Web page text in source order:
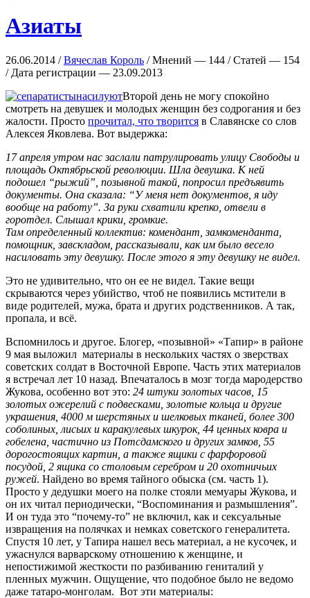
Азиаты
26.06.2014 /Вячеслав Король / Мнений — 144 / Статей — 154
/ Дата регистрации — 23.09.2013
Второй день не могу спокойно
смотреть на девушек и молодых женщин без содрогания и без
жалости. Просто прочитал, что творится в Славянске со слов
Алексея Яковлева. Вот выдержка:
17 апреля утром нас заслали патрулировать улицу Свободы и
площадь Октябрьской революции. Шла девушка. К ней
подошел “рыжий”, позывной такой, попросил предъявить
документы. Она сказала: “У меня нет документов, я иду
вообще на работу”. За руки схватили крепко, отвели в
горотдел. Слышал крики, громкие.
Там определенный коллектив: комендант, замкоменданта,
помощник, завскладом, рассказывали, как им было весело
насиловать эту девушку. После этого я эту девушку не видел.
Это не удивительно, что он ее не видел. Такие вещи
скрываются через убийство, чтоб не появились мстители в
виде родителей, мужа, брата и других родственников. А так,
пропала, и всё.
Вспомнилось и другое. Блогер, «позывной» «Тапир» в районе
9 мая выложил материалы в нескольких частях о зверствах
советских солдат в Восточной Европе. Часть этих материалов
я встречал лет 10 назад. Впечаталось в мозг тогда мародерство
Жукова, особенно вот это: 24 штуки золотых часов, 15
золотых ожерелий с подвесками, золотые кольца и другие
украшения, 4000 м шерстяных и шелковых тканей, более 300
соболиных, лисьих и каракулевых шкурок, 44 ценных ковра и
гобелена, частично из Потсдамского и других замков, 55
дорогостоящих картин, а также ящики с фарфоровой
посудой, 2 ящика со столовым серебром и 20 охотничьих
ружей. Найдено во время тайного обыска (см. часть 1).
Просто у дедушки моего на полке стояли мемуары Жукова, и
он их читал периодически, “Воспоминания и размышления”.
И он туда это “почему-то” не включил, как и сексуальные
извращения на полячках и немках советского генералитета.
Спустя 10 лет, у Тапира нашел весь материал, а не кусочек, и
ужаснулся варварскому отношению к женщине, и
непостижимой жесткости по разбиванию гениталий у
пленных мужчин. Ощущение, что подобное было не ведомо
даже татаро-монголам. Вот эти материалы: